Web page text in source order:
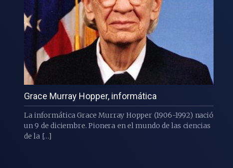
Grace Murray Hopper, informática
La informática Grace Murray Hopper (1906-1992) nació
un 9 de diciembre. Pionera en el mundo de las ciencias
de la […]